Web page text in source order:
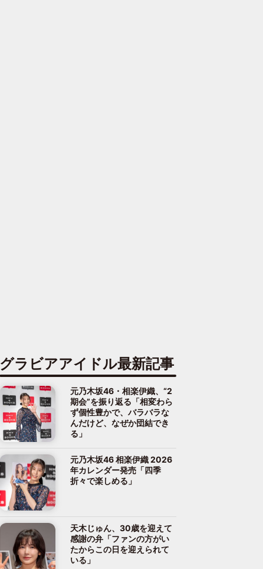
グラビアアイドル最新記事
元乃木坂46・相楽伊織、“2
期会”を振り返る「相変わら
ず個性豊かで、バラバラな
んだけど、なぜか団結でき
る」
元乃木坂46 相楽伊織 2026
年カレンダー発売「四季
折々で楽しめる」
天木じゅん、30歳を迎えて
感謝の弁「ファンの方がい
たからこの日を迎えられて
いる」